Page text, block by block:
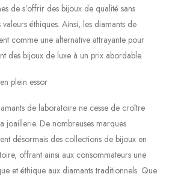
de s’offrir des bijoux de qualité sans
éthiques. Ainsi, les diamants de
comme une alternative attrayante pour
des bijoux de luxe à un prix abordable.
plein essor
de laboratoire ne cesse de croître
joaillerie. De nombreuses marques
désormais des collections de bijoux en
offrant ainsi aux consommateurs une
et éthique aux diamants traditionnels. Que